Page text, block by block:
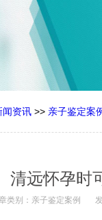
闻资讯 >> 亲子鉴定案
清远怀孕时
类别：亲子鉴定案例